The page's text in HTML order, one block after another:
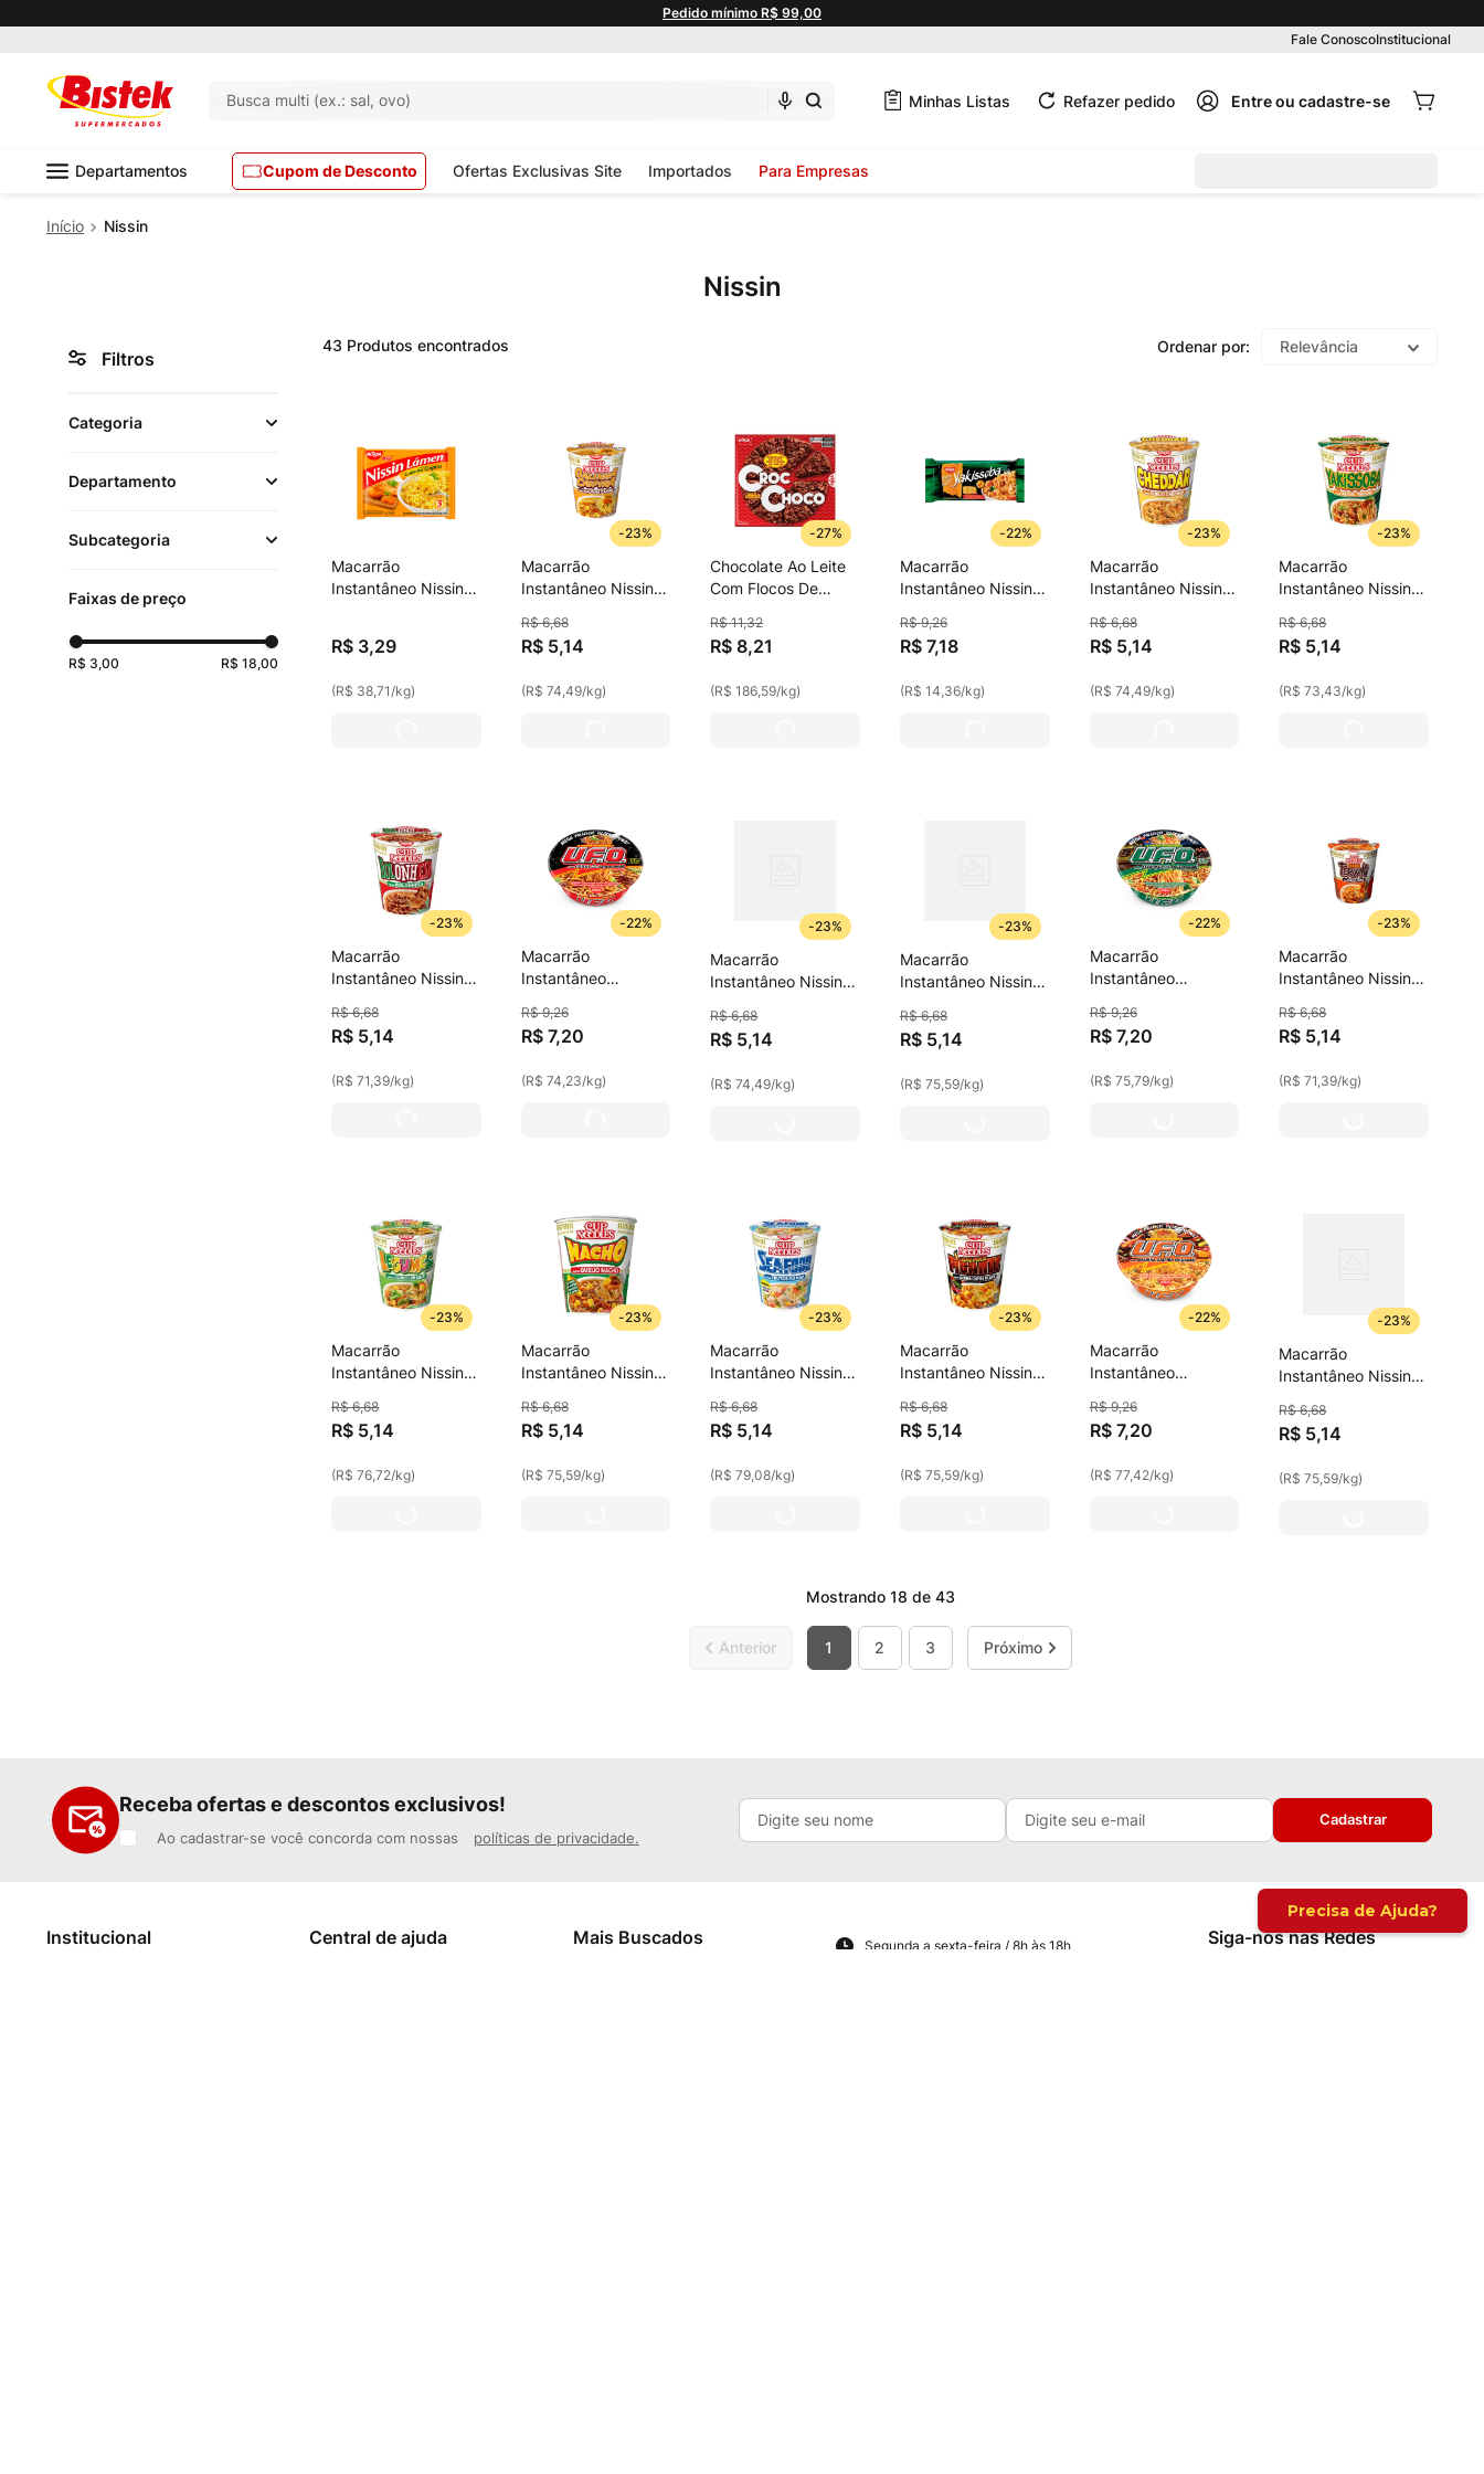
Pedido mínimo R$ 99,00
Fale ConoscoInstitucional
Busca multi (ex.: sal, ovo) Minhas Listas Refazer pedido
Departamentos Cupom de Desconto Ofertas Exclusivas Site Importados Para Empresas
Nissin
Nissin
Filtros
Categoria
Departamento
Subcategoria
Instantâneas (41)
Chocolates em Barra
Faixas de preço
R$ 3,00 R$ 18,00
43 Produtos Relevância
Macarrão
Instantâneo Nissin
R$ 3,29
(R$ 38,71 /kg)
-23%
Macarrão
Instantâneo Nissin
Galinha Caipira
R$ 6,68
R$ 5,14
(R$ 74,49/kg)
-27%
Chocolate Ao Leite
Com Flocos De
Choco Caixa 44g
R$ 11,32
R$ 8,21
(R$ 186,59/kg)
-22%
Macarrão
Instantâneo Nissin
Desidratado
R$ 9,26
R$ 7,18
(R$ 14,36/kg)
-23%
Macarrão
Instantâneo Nissin
Cheddar
R$ 6,68
R$ 5,14
(R$ 74,49/kg)
-23%
Macarrão
Instantâneo Nissin
Yakissoba
R$ 6,68
R$ 5,14
(R$ 73,43/kg)
-23%
Macarrão
Instantâneo Nissin
Bolonhesa
R$ 6,68
R$ 5,14
(R$ 71,39/kg)
-22%
Macarrão
Instantâneo
Com Molho Japonês
Nissin U.F.O.
R$ 9,26
R$ 7,20
(R$ 74,23/kg)
-23%
Macarrão
Instantâneo Nissin
Carne
R$ 6,68
R$ 5,14
(R$ 74,49/kg)
-23%
Macarrão
Instantâneo Nissin
Costela / Churrasco
R$ 6,68
R$ 5,14
(R$ 75,59/kg)
-22%
Macarrão
Instantâneo
Com Molho Oriental
Nissin U.F.O.
R$ 9,26
R$ 7,20
(R$ 75,79/kg)
-23%
Macarrão
Instantâneo Nissin
Frango E Requeijão
R$ 6,68
R$ 5,14
(R$ 71,39/kg)
-23%
Macarrão
Instantâneo Nissin
Legumes
R$ 6,68
R$ 5,14
(R$ 76,72/kg)
-23%
Macarrão
Instantâneo Nissin
Queijo Nacho
R$ 6,68
R$ 5,14
(R$ 75,59/kg)
-23%
Macarrão
Instantâneo Nissin
Frutos Do Mar
R$ 6,68
R$ 5,14
(R$ 79,08/kg)
-23%
Macarrão
Instantâneo Nissin
Galinha Caipira
Picante 68g
R$ 6,68
R$ 5,14
(R$ 75,59/kg)
-22%
Macarrão
Instantâneo
Caipira Original
Nissin U.F.O.
R$ 9,26
R$ 7,20
(R$ 77,42/kg)
-23%
Macarrão
Instantâneo Nissin
Parmegiana De
Carne
R$ 6,68
R$ 5,14
(R$ 75,59/kg)
Mostrando 18 de 43
1 2 3
Receba ofertas e descontos exclusivos!
Ao cadastrar-se você concorda com nossas políticas de privacidade.
Cadastrar
Institucional Central de ajuda Mais Buscados Segunda a sexta-feira / 8h às 18h Siga-nos nas Redes